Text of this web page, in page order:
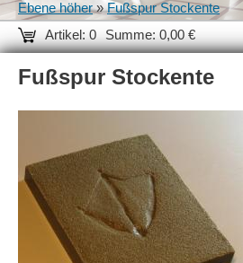
Artikel: 0 Summe: 0,00 €
Ebene höher»Fußspur Stockente
Fußspur Stockente